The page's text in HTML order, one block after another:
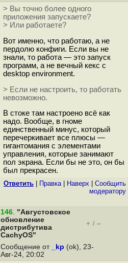
> Вы точно более одного
приложения запускаете?
> Или работаете?
Вот именно, что работаю, а не
пepдoлю конфиги. Если вы не
знали, то работа — это запуск
программ, а не вечный кекс с
desktop environment.
> Если не настроить, то работать
невозможно.
В стоке там настроено всё как
надо. Вообще, в гноме
единственный минус, который
перечеркивает все плюсы —
гигантомания с элементами
управления, которые занимают
пол экрана. Если бы не это, он бы
был прекрасен.
Ответить Правка| Наверх
Cообщить
модератору
146. "Августовское
обновление
дистрибутива
CachyOS"
+ / –
Сообщение от _kp (ok), 23-
Авг-24, 20:02